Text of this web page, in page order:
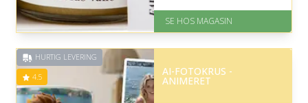
På lager
Levering: 1-3 dage
God Trustpilot rating på 4.1 ud
SE HOS MAGASIN
HURTIG LEVERING
4.5 AI-FOTOKRUS -
ANIMERET